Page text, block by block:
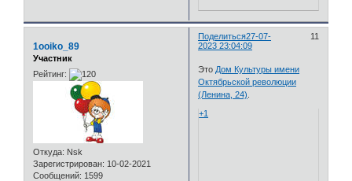
Поделиться 11
27-07-
2023 23:04:09
1ooiko_89
Участник
Рейтинг:
Откуда: Nsk
Зарегистрирован: 10-02-2021
Сообщений: 1599
Это Дом Культуры имени
Октябрьской революции
(Ленина, 24)
+1